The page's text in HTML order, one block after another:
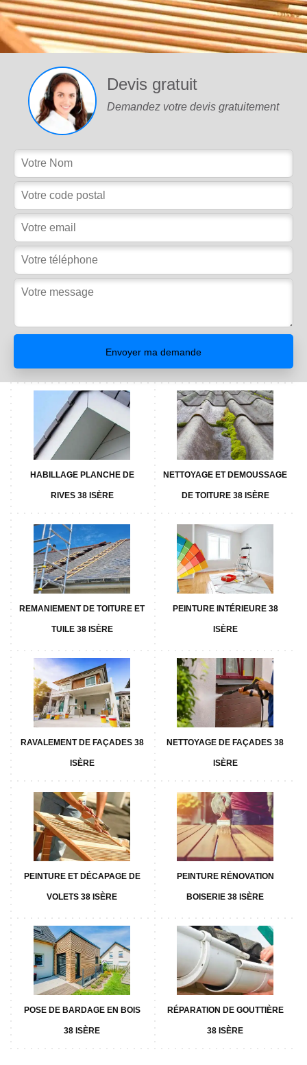
Devis gratuit
Demandez votre devis gratuitement
HABILLAGE PLANCHE DE
RIVES 38 ISÈRE
NETTOYAGE ET DEMOUSSAGE
DE TOITURE 38 ISÈRE
REMANIEMENT DE TOITURE ET
TUILE 38 ISÈRE
PEINTURE INTÉRIEURE 38
ISÈRE
RAVALEMENT DE FAÇADES 38
ISÈRE
NETTOYAGE DE FAÇADES 38
ISÈRE
PEINTURE ET DÉCAPAGE DE
VOLETS 38 ISÈRE
PEINTURE RÉNOVATION
BOISERIE 38 ISÈRE
POSE DE BARDAGE EN BOIS
38 ISÈRE
RÉPARATION DE GOUTTIÈRE
38 ISÈRE